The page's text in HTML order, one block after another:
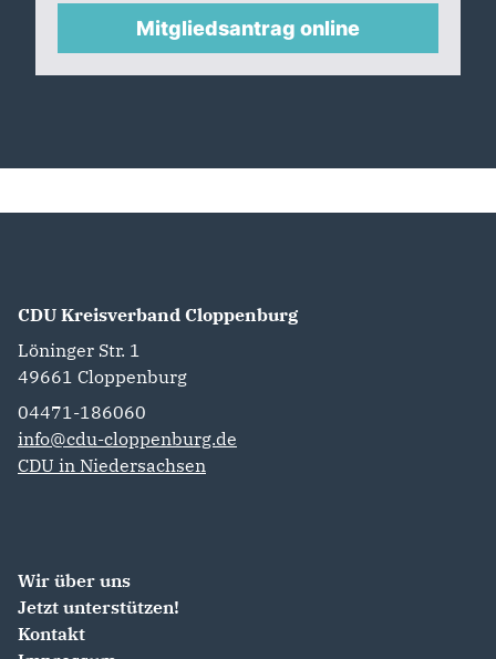
Mitgliedsantrag online
CDU Kreisverband Cloppenburg
Löninger Str. 1
49661 Cloppenburg
04471-186060
info@cdu-cloppenburg.de
CDU in Niedersachsen
Wir über uns
Jetzt unterstützen!
Kontakt